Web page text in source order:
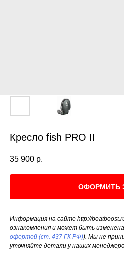
Кресло fish PRO II
35 900 р.
ОФОРМИТЬ
Информация на сайте http://
ознакомления и может быть
офертой (ст. 437 ГК РФ)). Мы не
уточняйте детали у наших